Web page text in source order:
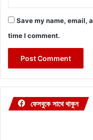
Save my name, email,
time I comment.
ফেসবুকে সাথে থাকুন